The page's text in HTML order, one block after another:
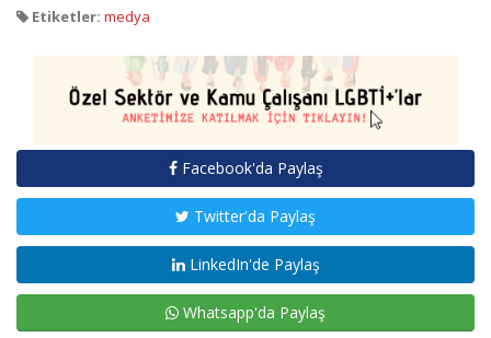
Etiketler: medya
Facebook'da Paylaş
Twitter'da Paylaş
LinkedIn'de Paylaş
Whatsapp'da Paylaş